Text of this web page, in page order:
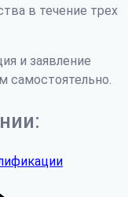
в течение трех
и заявление
самостоятельно.